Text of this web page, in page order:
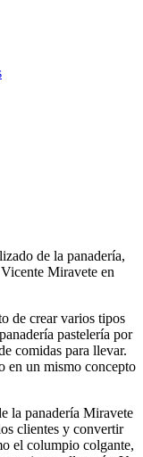
de la panadería,
Miravete en
de crear varios tipos
pastelería por
comidas para llevar.
en un mismo concepto
la panadería Miravete
clientes y convertir
el columpio colgante,